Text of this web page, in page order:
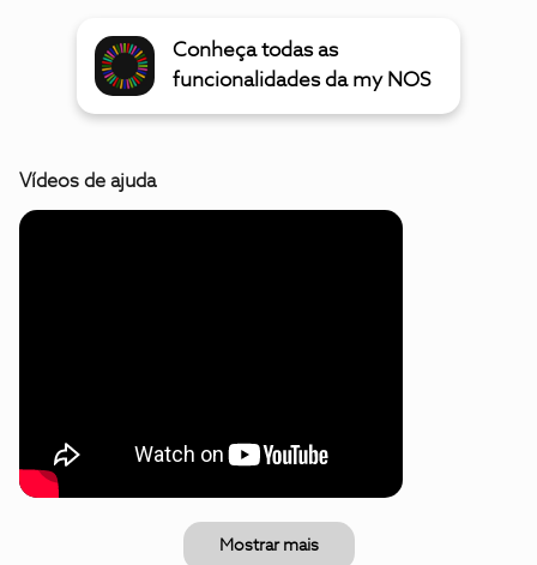
Conheça todas as
funcionalidades da my NOS
Vídeos de ajuda
Mostrar mais